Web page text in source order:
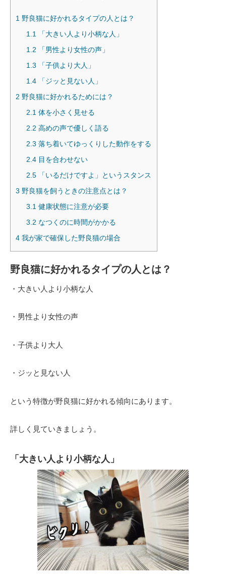
1 野良猫に好かれるタイプの人とは？
1.1
「大きい人より小柄な人」
1.2 「男性より女性の声」
1.3 「子供より大人」
1.4 「ジッと見ない人」
2 野良猫に好かれるためには？
2.1 体を小さく見せる
2.2 高めの声で優しく語る
2.3 落ち着いてゆっくりした動作をする
2.4 目を合わせない
2.5 「いるだけですよ」というスタンス
3 野良猫を飼うときの注意点とは？
3.1 健康状態に注意が必要
3.2 なつくのに時間がかかる
4 我が家で確保した野良猫の場合
野良猫に好かれるタイプの人とは？
・大きい人より小柄な人
・男性より女性の声
・子供より大人
・ジッと見ない人
という特徴が野良猫に好かれる傾向にあります。
詳しく見ていきましょう。
「大きい人より小柄な人」